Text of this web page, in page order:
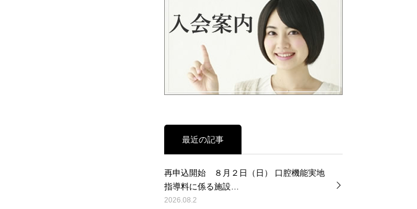
最近の記事
再申込開始 ８月２日（日） 口腔機能実地
指導料に係る施設…
2026.08.2